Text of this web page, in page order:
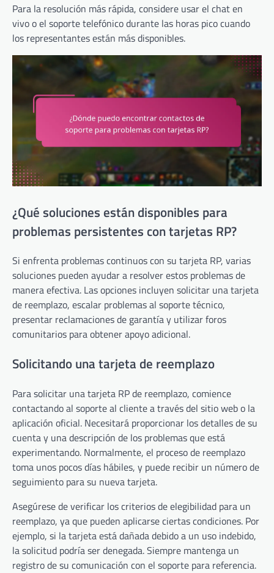
Para la resolución más rápida, considere usar el chat en
vivo o el soporte telefónico durante las horas pico cuando
los representantes están más disponibles.
¿Qué soluciones están disponibles para
problemas persistentes con tarjetas RP?
Si enfrenta problemas continuos con su tarjeta RP, varias
soluciones pueden ayudar a resolver estos problemas de
manera efectiva. Las opciones incluyen solicitar una tarjeta
de reemplazo, escalar problemas al soporte técnico,
presentar reclamaciones de garantía y utilizar foros
comunitarios para obtener apoyo adicional.
Solicitando una tarjeta de reemplazo
Para solicitar una tarjeta RP de reemplazo, comience
contactando al soporte al cliente a través del sitio web o la
aplicación oficial. Necesitará proporcionar los detalles de su
cuenta y una descripción de los problemas que está
experimentando. Normalmente, el proceso de reemplazo
toma unos pocos días hábiles, y puede recibir un número de
seguimiento para su nueva tarjeta.
Asegúrese de verificar los criterios de elegibilidad para un
reemplazo, ya que pueden aplicarse ciertas condiciones. Por
ejemplo, si la tarjeta está dañada debido a un uso indebido,
la solicitud podría ser denegada. Siempre mantenga un
registro de su comunicación con el soporte para referencia.